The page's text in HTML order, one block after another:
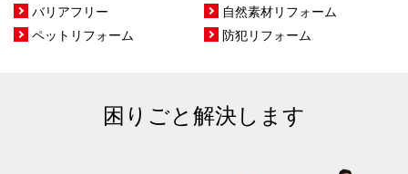
バリアフリー
自然素材リフォーム
ペットリフォーム
防犯リフォーム
困りごと解決します